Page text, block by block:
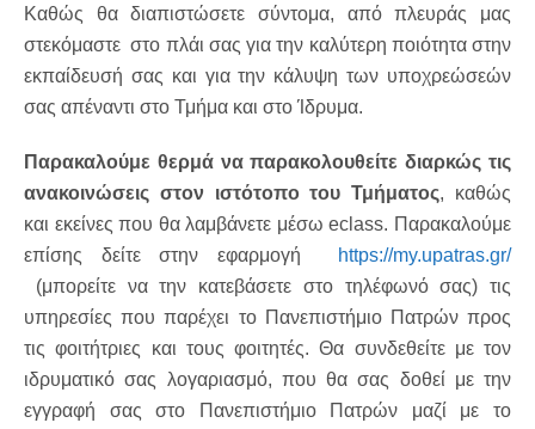
Καθώς θα διαπιστώσετε σύντομα, από πλευράς μας
στεκόμαστε στο πλάι σας για την καλύτερη ποιότητα στην
εκπαίδευσή σας και για την κάλυψη των υποχρεώσεών
σας απέναντι στο Τμήμα και στο Ίδρυμα.
Παρακαλούμε θερμά να παρακολουθείτε διαρκώς τις
ανακοινώσεις στον ιστότοπο του Τμήματος, καθώς
και εκείνες που θα λαμβάνετε μέσω eclass. Παρακαλούμε
επίσης δείτε στην εφαρμογή
https://my.upatras.gr/
(μπορείτε να την κατεβάσετε στο τηλέφωνό σας) τις
υπηρεσίες που παρέχει το Πανεπιστήμιο Πατρών προς
τις φοιτήτριες και τους φοιτητές. Θα συνδεθείτε με τον
ιδρυματικό σας λογαριασμό, που θα σας δοθεί με την
εγγραφή σας στο Πανεπιστήμιο Πατρών μαζί με το